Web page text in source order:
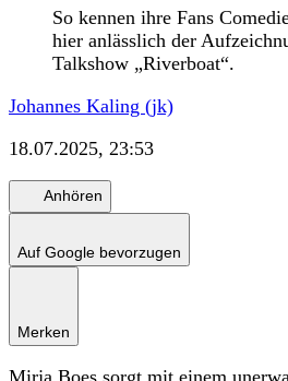
So kennen ihre Fans
hier anlässlich der
Talkshow „Riverboat“.
Johannes Kaling (jk)
18.07.2025, 23:53
Anhören
Auf Google bevorzugen
Merken
Mirja Boes sorgt mit einem